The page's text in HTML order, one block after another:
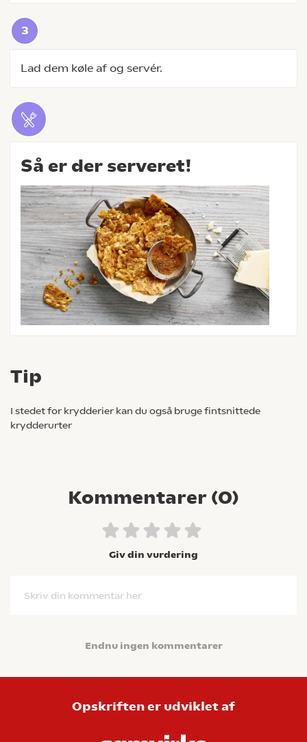
Lad dem køle af og servér.
Så er der serveret!
Tip
I stedet for krydderier kan du også bruge fintsnittede
krydderurter
Kommentarer (0)
Giv din vurdering
Skriv din kommentar her
Endnu ingen kommentarer
Opskriften er udviklet af